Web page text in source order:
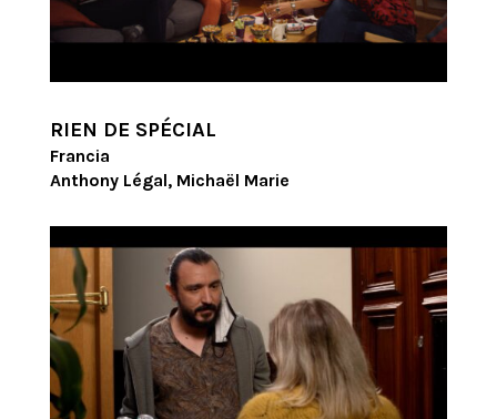
RIEN DE SPÉCIAL
Francia
Anthony Légal, Michaël Marie